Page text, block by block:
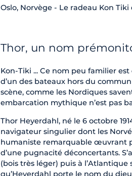
Oslo, Norvège - Le radeau Kon
Thor, un nom
Kon-Tiki ... Ce nom peu familier
d’un des bateaux hors du
scène, comme les Nordiques
embarcation mythique n’est pas
Thor Heyerdahl, né le 6 octobre
navigateur singulier dont les
humaniste remarquable œuvrant
d’une pugnacité déconcertants.
(bois très léger) puis à
qu’Heyerdahl porte le nom du